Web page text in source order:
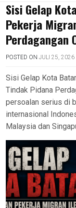
Sisi Gelap
Pekerja
Perdagangan
POSTED ON JULI 25, 2026
Sisi Gelap Kota
Tindak Pidana
persoalan serius di
internasional
Malaysia dan